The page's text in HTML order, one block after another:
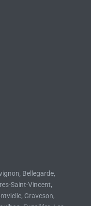
Bellegarde,
Saint-Vincent,
Graveson,